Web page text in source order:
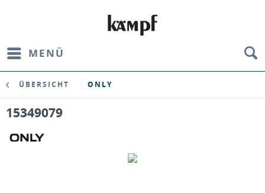
MENÜ
ÜBERSICHT ONLY
15349079